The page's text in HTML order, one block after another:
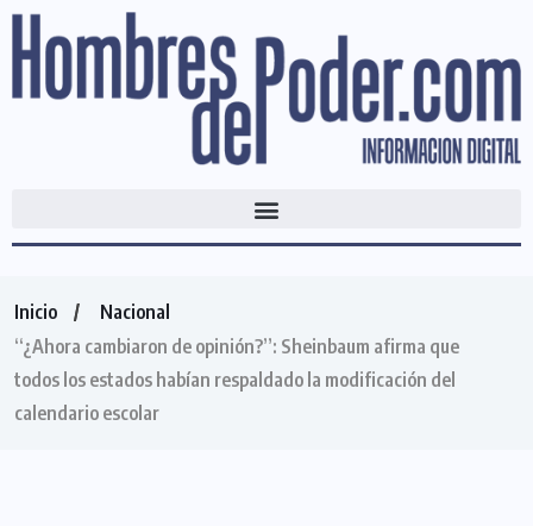
Inicio
Nacional
“¿Ahora cambiaron de opinión?”: Sheinbaum afirma que
todos los estados habían respaldado la modificación del
calendario escolar